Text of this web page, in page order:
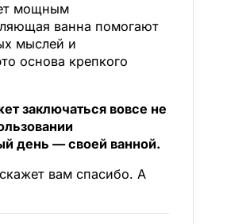
мощным
ванна помогают
мыслей и
основа крепкого
заключаться вовсе не
день — своей ванной.
вам спасибо. А